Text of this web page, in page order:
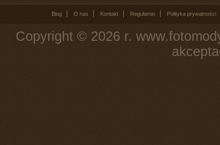
Blog O nas Kontakt Regulamin Polityka prywatności
Copyright © 2026 r.